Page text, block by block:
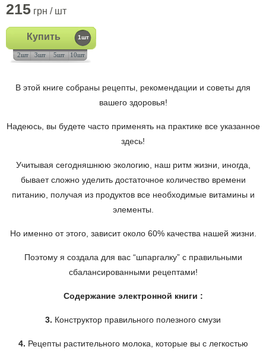
215 грн / шт
Купить 1шт
2шт 3шт 5шт 10шт
В этой книге собраны рецепты, рекомендации и советы для
вашего здоровья!
Надеюсь, вы будете часто применять на практике все указанное
здесь!
Учитывая сегодняшнюю экологию, наш ритм жизни, иногда,
бывает сложно уделить достаточное количество времени
питанию, получая из продуктов все необходимые витамины и
элементы.
Но именно от этого, зависит около 60% качества нашей жизни.
Поэтому я создала для вас “шпаргалку” с правильными
сбалансированными рецептами!
Содержание электронной книги :
3. Конструктор правильного полезного смузи
4. Рецепты растительного молока, которые вы с легкостью